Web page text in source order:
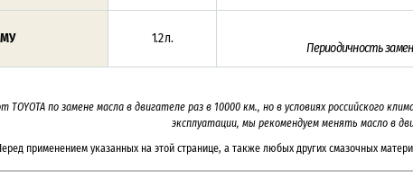
1.2 л.
Периодичность
по замене масла в двигателе раз в 10000 км., но в условиях российского
эксплуатации, мы рекомендуем менять масло в
применением указанных на этой странице, а также любых других смазочных